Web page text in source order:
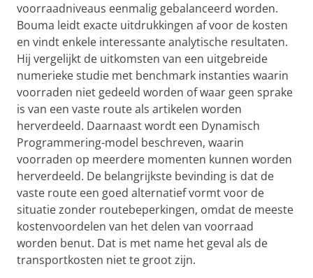
voorraadniveaus eenmalig gebalanceerd worden.
Bouma leidt exacte uitdrukkingen af voor de kosten
en vindt enkele interessante analytische resultaten.
Hij vergelijkt de uitkomsten van een uitgebreide
numerieke studie met benchmark instanties waarin
voorraden niet gedeeld worden of waar geen sprake
is van een vaste route als artikelen worden
herverdeeld. Daarnaast wordt een Dynamisch
Programmering-model beschreven, waarin
voorraden op meerdere momenten kunnen worden
herverdeeld. De belangrijkste bevinding is dat de
vaste route een goed alternatief vormt voor de
situatie zonder routebeperkingen, omdat de meeste
kostenvoordelen van het delen van voorraad
worden benut. Dat is met name het geval als de
transportkosten niet te groot zijn.